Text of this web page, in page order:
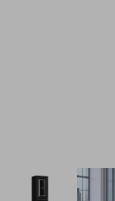
View larger image